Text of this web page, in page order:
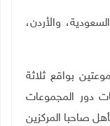
والأردن،
بواقع ثلاثة
دور المجموعات
صاحبا المركزين